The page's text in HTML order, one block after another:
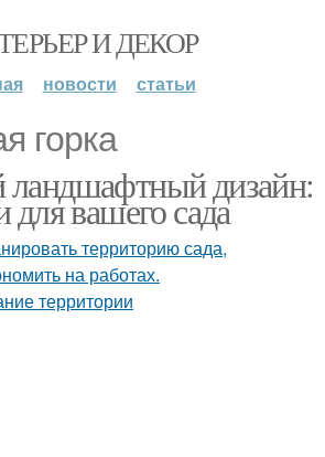
И ДЕКОР
новости статьи
горка
дизайн:
для вашего сада